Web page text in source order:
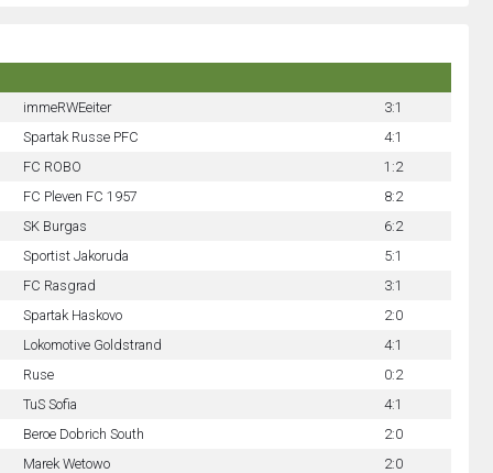
immeRWEeiter
3:1
Spartak Russe PFC
4:1
FC ROBO
1:2
FC Pleven FC 1957
8:2
SK Burgas
6:2
Sportist Jakoruda
5:1
FC Rasgrad
3:1
Spartak Haskovo
2:0
Lokomotive Goldstrand
4:1
Ruse
0:2
TuS Sofia
4:1
Beroe Dobrich South
2:0
Marek Wetowo
2:0